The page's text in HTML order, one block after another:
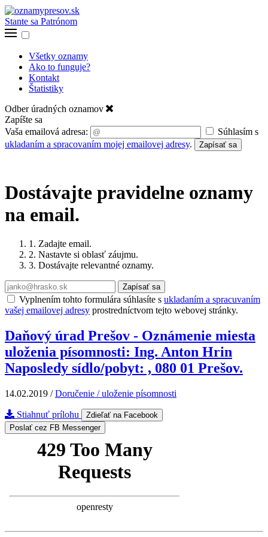
Stante sa Patrónom
Všetky oznamy
Ako to funguje?
Kontakt
Štatistiky
Odber úradných oznamov
Zapíšte sa
Vaša emailová adresa:
Súhlasím s
ukladaním a spracovaním mojej emailovej adresy. Zapísať sa
Dostávajte pravidelne oznamy
na email.
1. Zadajte email.
2. Nastavte si oblasť záujmu.
3. Dostávajte relevantné oznamy.
Zapísať sa
Vyplnením tohto formulára súhlasíte s ukladaním a spracuvaním
vašej emailovej adresy prostredníctvom tejto webovej stránky.
Daňový úrad Prešov - Oznámenie miesta
uloženia písomnosti: Ing. Anton Hrin
Naposledy sídlo/pobyt: , 080 01 Prešov.
14.02.2019 /Doručenie / uloženie písomnosti
Stiahnuť prílohu
Zdieľať na Facebook
Poslať cez FB Messenger